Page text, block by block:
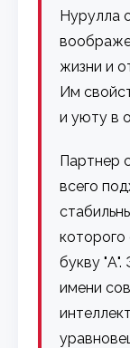
Нурулла
жизни и
Им
и уюту в
Партнер
всего
которого
букву
имени